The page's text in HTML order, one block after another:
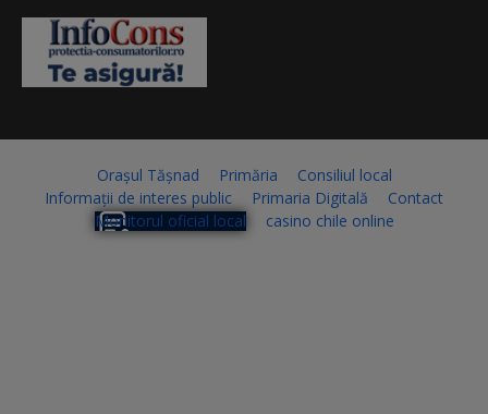
Orașul Tășnad Primăria
Consiliul local
Informații de interes public
Primaria Digitală
Contact
Monitorul oficial local
casino chile online